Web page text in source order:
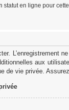
statut en ligne pour
L’enregistrement
aux
de vie privée.